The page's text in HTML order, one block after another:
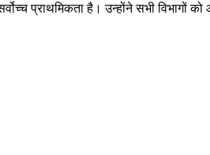
प्राथमिकता है। उन्होंने सभी विभागों